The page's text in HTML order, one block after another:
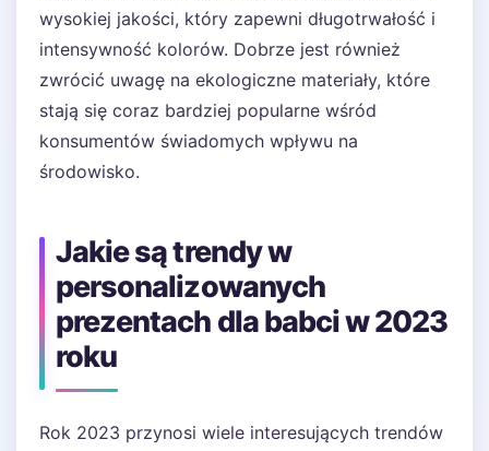
wysokiej jakości, który zapewni długotrwałość i
intensywność kolorów. Dobrze jest również
zwrócić uwagę na ekologiczne materiały, które
stają się coraz bardziej popularne wśród
konsumentów świadomych wpływu na
środowisko.
Jakie są trendy w
personalizowanych
prezentach dla babci w 2023
roku
Rok 2023 przynosi wiele interesujących trendów